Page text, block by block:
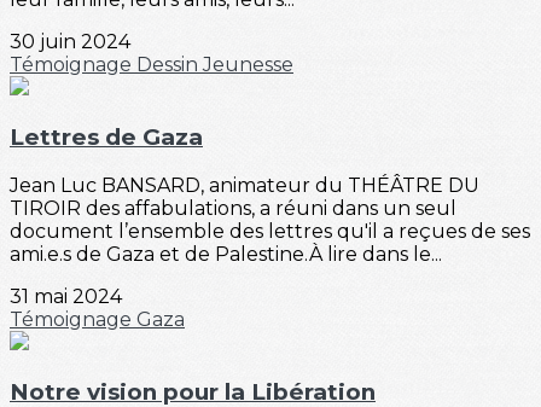
30 juin 2024
Témoignage DessinJeunesse
Lettres de Gaza
Jean Luc BANSARD, animateur du THÉÂTRE DU
TIROIR des affabulations, a réuni dans un seul
document l’ensemble des lettres qu'il a reçues de ses
ami.e.s de Gaza et de Palestine.À lire dans le...
31 mai 2024
Témoignage Gaza
Notre vision pour la Libération